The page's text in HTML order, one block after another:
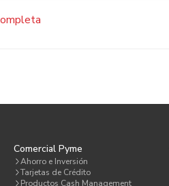
Comercial Pyme
Ahorro e Inversión
Tarjetas de Crédito
Productos Cash Management